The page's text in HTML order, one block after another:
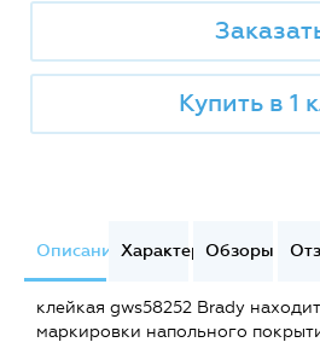
Купить в 1
ОписаниеХарактеристики
Обзоры
клейкая gws58252 Brady
маркировки напольного